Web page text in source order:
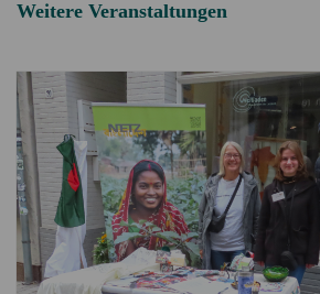
Weitere Veranstaltungen